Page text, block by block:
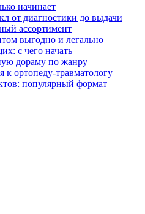
начинает
от диагностики до выдачи
ассортимент
выгодно и легально
с чего начать
дораму по жанру
к ортопеду-травматологу
популярный формат